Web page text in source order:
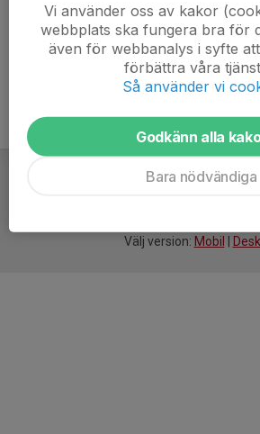
Välj version: Mobil
Vi använder oss av kakor
webbplats ska fungera bra för
även för webbanalys i syfte
förbättra våra
Så använder vi
Godkänn alla
Bara nödvändiga